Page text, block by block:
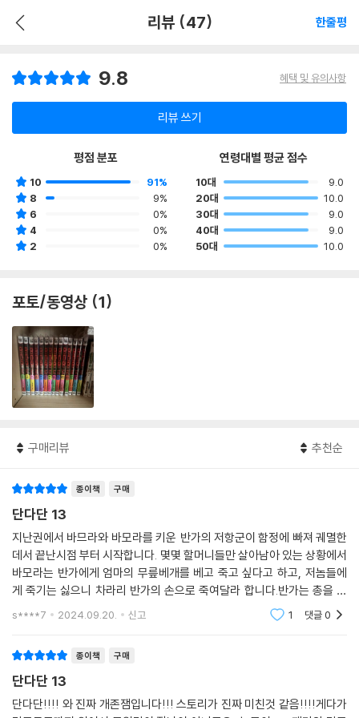
리뷰 (47) 한줄평
9.8 혜택 및 유의사항
리뷰 쓰기
평점 분포
10
91%
8
9%
6
0%
4
0%
2
0%
연령대별 평균 점수
10대
9.0
20대
10.0
30대
9.0
40대
9.0
50대
10.0
포토/동영상 (1)
구매리뷰 추천순
종이책 구매
단다단 13
지난권에서 바므라와 바모라를 키운 반가의 저항군이 함정에 빠져 궤멸한
데서 끝난시점 부터 시작합니다. 몇몇 할머니들만 살아남아 있는 상황에서
바모라는 반가에게 엄마의 무릎베개를 베고 죽고 싶다고 하고, 저놈들에
게 죽기는 싫으니 차라리 반가의 손으로 죽여달라 합니다.반가는 총을 들
어 바므라의 머리를 겨눕니다만 쓰지 못하고, "세상이 이모양이 되기 전에
s****7 2024.09.20. 신고 1 댓글0
종이책 구매
단다단 13
단다단!!!! 와 진짜 개존잼입니다!!! 스토리가 진짜 미친것 같음!!!!게다가